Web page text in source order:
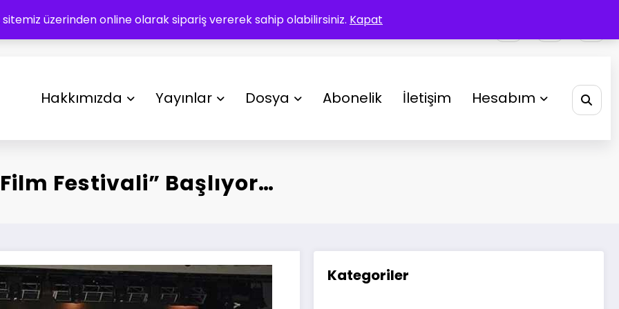
üzerinden online olarak sipariş vererek sahip olabilirsiniz. Kapat
Hakkımızda Yayınlar Dosya Abonelik İletişim Hesabım
Festivali” Başlıyor…
Kategoriler